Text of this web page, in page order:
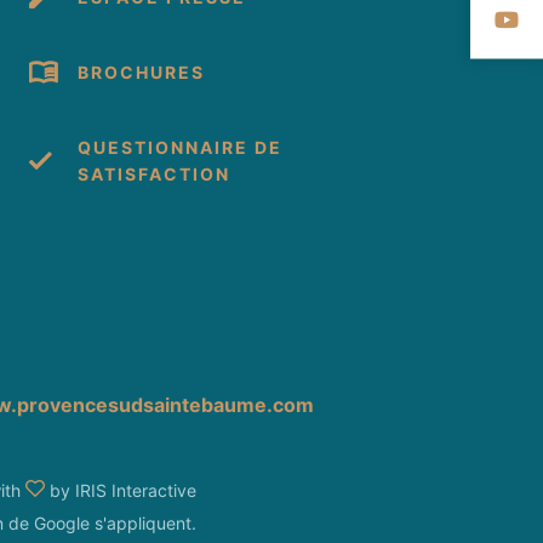
sur Youtube
BROCHURES
QUESTIONNAIRE DE
SATISFACTION
by IRIS Interactive
de Google s'appliquent.